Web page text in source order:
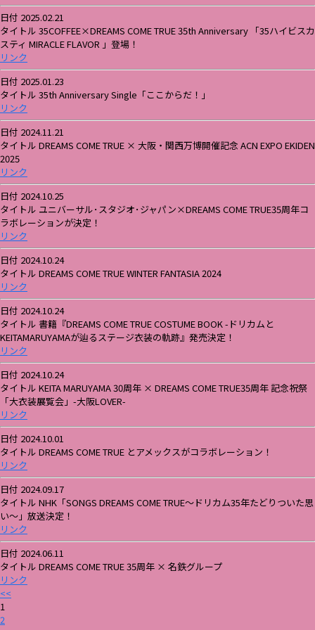
日付 2025.02.21
タイトル 35COFFEE×DREAMS COME TRUE 35th Anniversary 「35ハイビスカ
スティ MIRACLE FLAVOR 」登場！
リンク
日付 2025.01.23
タイトル 35th Anniversary Single「ここからだ！」
リンク
日付 2024.11.21
タイトル DREAMS COME TRUE × 大阪・関西万博開催記念 ACN EXPO EKIDEN
2025
リンク
日付 2024.10.25
タイトル ユニバーサル･スタジオ･ジャパン×DREAMS COME TRUE35周年コ
ラボレーションが決定！
リンク
日付 2024.10.24
タイトル DREAMS COME TRUE WINTER FANTASIA 2024
リンク
日付 2024.10.24
タイトル 書籍『DREAMS COME TRUE COSTUME BOOK -ドリカムと
KEITAMARUYAMAが辿るステージ衣装の軌跡』発売決定！
リンク
日付 2024.10.24
タイトル KEITA MARUYAMA 30周年 × DREAMS COME TRUE35周年 記念祝祭
「大衣装展覧会」-大阪LOVER-
リンク
日付 2024.10.01
タイトル DREAMS COME TRUE とアメックスがコラボレーション！
リンク
日付 2024.09.17
タイトル NHK「SONGS DREAMS COME TRUE〜ドリカム35年たどりついた思
い〜」放送決定！
リンク
日付 2024.06.11
タイトル DREAMS COME TRUE 35周年 × 名鉄グループ
リンク
<<
1
2